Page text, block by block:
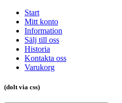
Start
Mitt konto
Information
Sälj till oss
Historia
Kontakta oss
Varukorg
(dolt via css)